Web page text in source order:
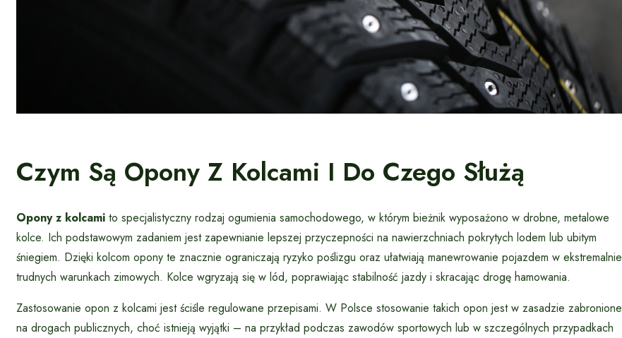
Czym Są Opony Z Kolcami I Do Czego Służą
Opony z kolcami to specjalistyczny rodzaj ogumienia samochodowego, w którym bieżnik wyposażono w drobne, metalowe
kolce. Ich podstawowym zadaniem jest zapewnianie lepszej przyczepności na nawierzchniach pokrytych lodem lub ubitym
śniegiem. Dzięki kolcom opony te znacznie ograniczają ryzyko poślizgu oraz ułatwiają manewrowanie pojazdem w ekstremalnie
trudnych warunkach zimowych. Kolce wgryzają się w lód, poprawiając stabilność jazdy i skracając drogę hamowania.
Zastosowanie opon z kolcami jest ściśle regulowane przepisami. W Polsce stosowanie takich opon jest w zasadzie zabronione
na drogach publicznych, choć istnieją wyjątki – na przykład podczas zawodów sportowych lub w szczególnych przypadkach